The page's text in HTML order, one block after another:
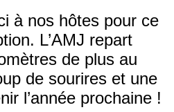
à nos hôtes pour ce
L’AMJ repart
de plus au
de sourires et une
l’année prochaine !